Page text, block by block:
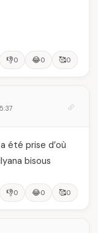
👎0 😂0 🥰0
été prise d’où
bisous
👎0 😂0 🥰0